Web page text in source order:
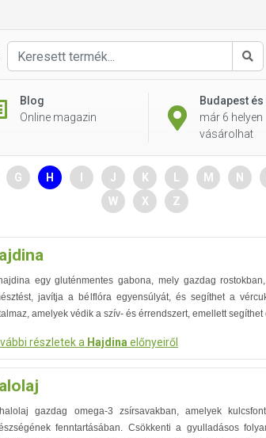
Blog
Online magazin
Budapest
már 6 helyen
vásárolhat
G H J K M N
W
X Z
egy gluténmentes gabona, mely gazdag
javítja a bélflóra egyensúlyát, és segíthet a
amelyek védik a szív- és érrendszert, emellett
részletek a Hajdina előnyeiről
gazdag omega-3 zsírsavakban, amelyek
fenntartásában. Csökkenti a gyulladásos